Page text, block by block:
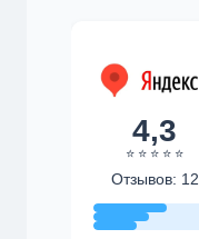
4,3
⭐ ⭐ ⭐ ⭐ ⭐
Отзывов: 12